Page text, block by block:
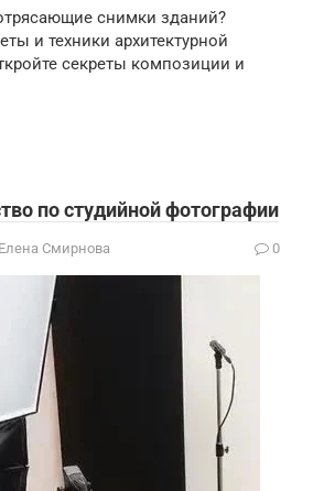
снимки зданий?
и техники архитектурной
секреты композиции и
по студийной фотографии
Елена Смирнова 0